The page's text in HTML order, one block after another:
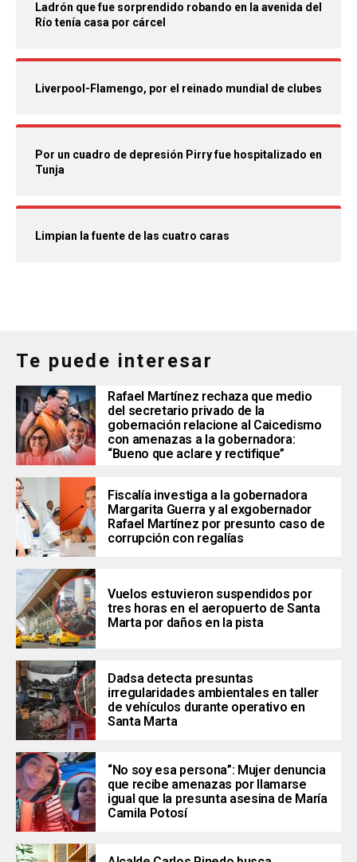
Ladrón que fue sorprendido robando en la avenida del
Río tenía casa por cárcel
Liverpool-Flamengo, por el reinado mundial de clubes
Por un cuadro de depresión Pirry fue hospitalizado en
Tunja
Limpian la fuente de las cuatro caras
Te puede interesar
Rafael Martínez rechaza que medio
del secretario privado de la
gobernación relacione al Caicedismo
con amenazas a la gobernadora:
“Bueno que aclare y rectifique”
Fiscalía investiga a la gobernadora
Margarita Guerra y al exgobernador
Rafael Martínez por presunto caso de
corrupción con regalías
Vuelos estuvieron suspendidos por
tres horas en el aeropuerto de Santa
Marta por daños en la pista
Dadsa detecta presuntas
irregularidades ambientales en taller
de vehículos durante operativo en
Santa Marta
“No soy esa persona”: Mujer denuncia
que recibe amenazas por llamarse
igual que la presunta asesina de María
Camila Potosí